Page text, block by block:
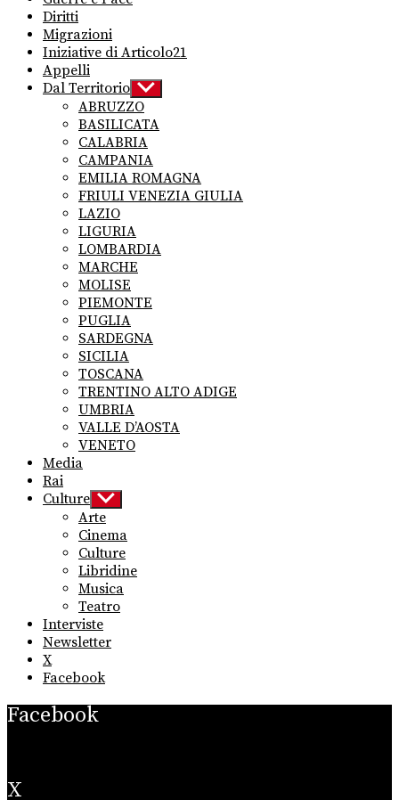
Diritti
Migrazioni
Iniziative di Articolo21
Appelli
Dal Territorio Show
sub
menu
ABRUZZO
BASILICATA
CALABRIA
CAMPANIA
EMILIA ROMAGNA
FRIULI VENEZIA GIULIA
LAZIO
LIGURIA
LOMBARDIA
MARCHE
MOLISE
PIEMONTE
PUGLIA
SARDEGNA
SICILIA
TOSCANA
TRENTINO ALTO ADIGE
UMBRIA
VALLE D’AOSTA
VENETO
Media
Rai
Culture Show
sub
menu
Arte
Cinema
Culture
Libridine
Musica
Teatro
Interviste
Newsletter
X
Facebook
Facebook
X